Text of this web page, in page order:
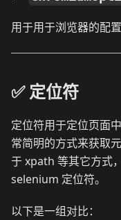
用于用于浏览器的配置
✅️️ 定位符
定位符用于定位页面
常简明的方式来获取
于 xpath 等其它方式
selenium 定位符。
以下是一组对比：